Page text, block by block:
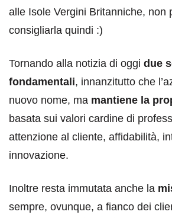
alle Isole Vergini Britanniche, non
consigliarla quindi :)
Tornando alla notizia di oggi due
fondamentali, innanzitutto che
nuovo nome, ma mantiene la
basata sui valori cardine di
attenzione al cliente, affidabilità,
innovazione.
Inoltre resta immutata anche la
sempre, ovunque, a fianco dei